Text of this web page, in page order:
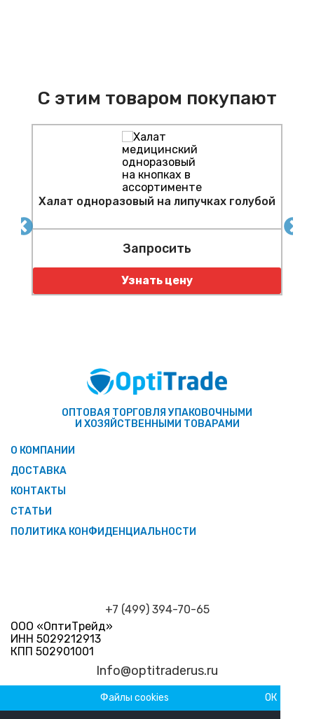
С этим товаром покупают
Халат одноразовый на липучках голубой
Запросить
Узнать цену
Файлы cookies ОК
ОПТОВАЯ ТОРГОВЛЯ УПАКОВОЧНЫМИ
И ХОЗЯЙСТВЕННЫМИ ТОВАРАМИ
О КОМПАНИИ
ДОСТАВКА
КОНТАКТЫ
СТАТЬИ
ПОЛИТИКА КОНФИДЕНЦИАЛЬНОСТИ
+7 (499) 394-70-65
ООО «ОптиТрейд»
ИНН 5029212913
КПП 502901001
Info@optitraderus.ru
График работы